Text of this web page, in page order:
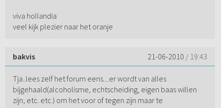
viva hollandia
veel kijk plezier naar het oranje
bakvis 21-06-2010 / 19:43
Tja..lees zelf het forum eens....er wordt van alles
bijgehaald(alcoholisme, echtscheiding, eigen baas willen
zijn, etc. etc.) om het voor of tegen zijn maar te